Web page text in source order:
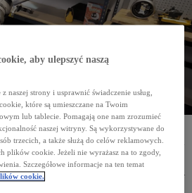
Dynamics ogłosiły najnowsze osiągnięcia w rozwoju
zastosowaniu sztucznej inteligencji maszyna potrafi teraz
zadania manualne. Co więcej, wprowadzanie nowych
i nie wymaga pisania dodatkowego kodu.
światowego lidera w dziedzinie sztucznej inteligencji,
z Boston Dynamics, pionierem w dziedzinie robotyki.
poinformowały o istotnych postępach w rozwoju
aby ulepszyć naszą
naszej strony i usprawnić świadczenie usług,
które są umieszczane na Twoim
lub tablecie. Pomagają one nam zrozumieć
naszej witryny. Są wykorzystywane do
trzecich, a także służą do celów reklamowych.
plików cookie. Jeżeli nie wyrażasz na to zgody,
Szczegółowe informacje na ten temat
cookie.